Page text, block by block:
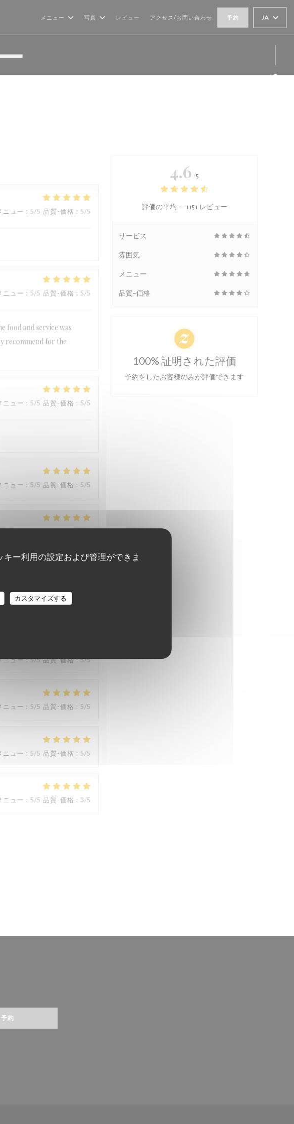
ー利用の設定および管理ができま
カスタマイズする
メニュー 写真 レビュー アクセス/お問い合わせ 予約 JA
ニュー : 5/5 品質-価格 : 5/5
ニュー : 5/5 品質-価格 : 5/5
food and service was
recommend for the
ニュー : 5/5 品質-価格 : 5/5
ニュー : 5/5 品質-価格 : 5/5
ニュー: 5/5 品質-価格: 5/5
ニュー : 5/5 品質-価格 : 5/5
ニュー : 5/5 品質-価格 : 5/5
ニュー : 5/5 品質-価格 : 3/5
4.6 /5
評価の平均 — 1151 レビュー
サービス
雰囲気
メニュー
品質-価格
100% 証明された評価
予約をしたお客様のみが評価できます
))
予約